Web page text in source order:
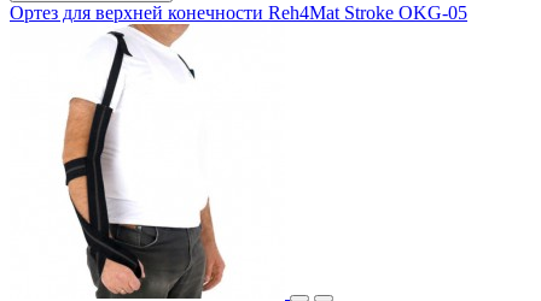
Ортез для верхней конечности Reh4Mat Stroke OKG-05